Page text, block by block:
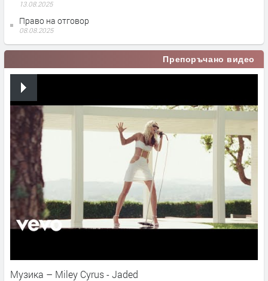
13.08.2025
Право на отговор
08.08.2025
Препоръчано видео
Музика – Miley Cyrus - Jaded